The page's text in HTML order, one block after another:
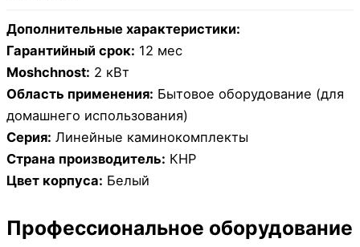
Дополнительные характеристики:
Гарантийный срок: 12 мес
Moshchnost: 2 кВт
Область применения: Бытовое оборудование (для
домашнего использования)
Серия: Линейные каминокомплекты
Страна производитель: КНР
Цвет корпуса: Белый
Профессиональное оборудование